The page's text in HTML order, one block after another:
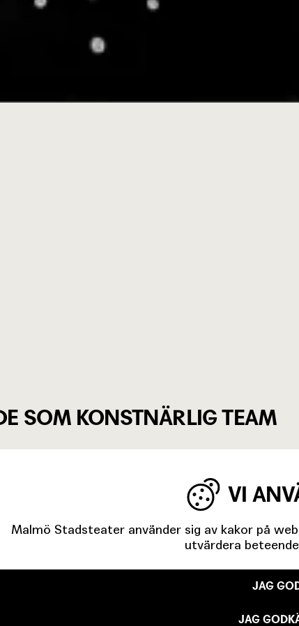
SOM KONSTNÄRLIG TEAM
VI
Malmö Stadsteater använder sig av kakor på
utvärdera
JAG
JAG